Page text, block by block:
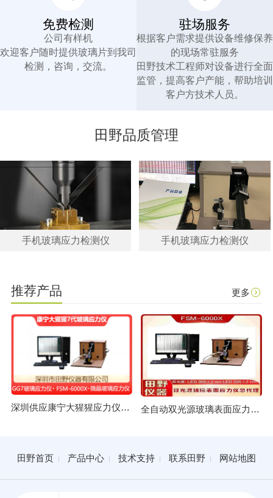
免费检测
公司有样机
欢迎客户随时提供玻璃片到我司
检测，咨询，交流。
驻场服务
根据客户需求提供设备维修保养
的现场常驻服务
田野技术工程师对设备进行全面
监管，提高客户产能，帮助培训
客户方技术人员。
田野品质管理
手机玻璃应力检测仪 手机玻璃应力检测仪
推荐产品 更多
深圳供应康宁大猩猩应力仪 GG7玻璃应力仪总代理 全自动双光源玻璃表面应力仪FSM-6000X授权合作供应商
田野首页 产品中心 技术支持 联系田野 网站地图